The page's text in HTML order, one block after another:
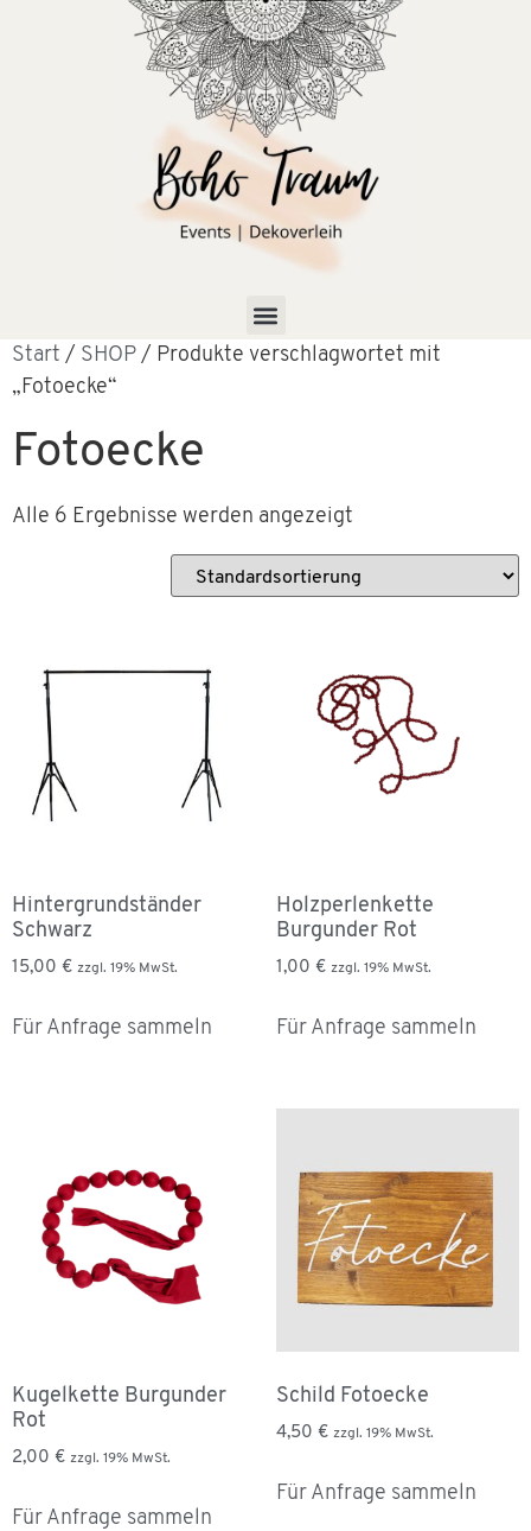
Start / SHOP / Produkte verschlagwortet mit
„Fotoecke“
Fotoecke
Alle 6 Ergebnisse werden angezeigt
Hintergrundständer
Schwarz
15,00 € zzgl. 19% MwSt.
Für Anfrage sammeln
Holzperlenkette
Burgunder Rot
1,00 € zzgl. 19% MwSt.
Für Anfrage sammeln
Kugelkette Burgunder
Rot
2,00 € zzgl. 19% MwSt.
Für Anfrage sammeln
Schild Fotoecke
4,50 € zzgl. 19% MwSt.
Für Anfrage sammeln